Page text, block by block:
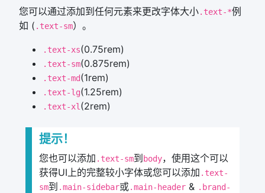
您可以通过添加到任何元素来更改字体大小.text-*例
如 ( .text-sm）。
.text-xs(0.75rem)
.text-sm(0.875rem)
.text-md(1rem)
.text-lg(1.25rem)
.text-xl (2rem)
提示！
您也可以添加 .text-sm到 body，使用这个可以
获得UI上的完整较小字体或您可以添加 .text-
sm到 .main-sidebar或.main-header& .brand-